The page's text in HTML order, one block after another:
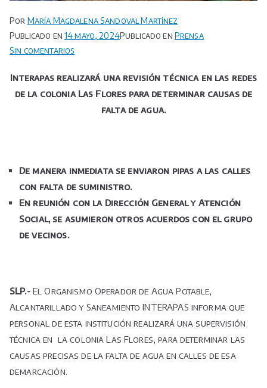
Por María Magdalena Sandoval Martínez
Publicado en 14 mayo, 2024Publicado en Prensa
Sin comentarios
realizará
una
revisión
redes
de
la
causas
de
Interapas realizará una revisión técnica en las redes
de la colonia Las Flores para determinar causas de
falta de agua.
De manera inmediata se enviaron pipas a las calles
con falta de suministro.
En reunión con la Dirección General y Atención
Social, se asumieron otros acuerdos con el grupo
de vecinos.
SLP.-El Organismo Operador de Agua Potable,
Alcantarillado y Saneamiento INTERAPAS informa que
personal de esta institución realizará una supervisión
técnica en la colonia Las Flores, para determinar las
causas precisas de la falta de agua en calles de esa
demarcación.